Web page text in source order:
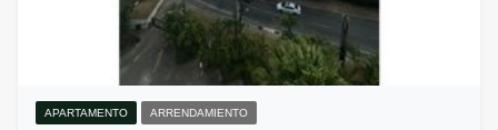
APARTAMENTO ARRENDAMIENTO